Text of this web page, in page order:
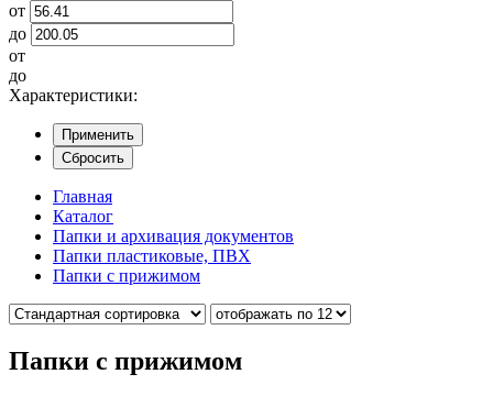
от
до
от
до
Характеристики:
Применить
Сбросить
Главная
Каталог
Папки и архивация документов
Папки пластиковые, ПВХ
Папки с прижимом
Папки с прижимом